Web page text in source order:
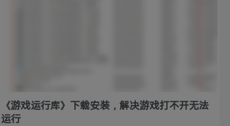
《游戏运行库》下载安装，解决游戏打不开无法
运行